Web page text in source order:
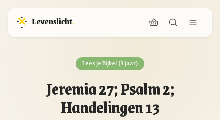
Lees je Bijbel (3 jaar)
Jeremia 27; Psalm 2;
Handelingen 13